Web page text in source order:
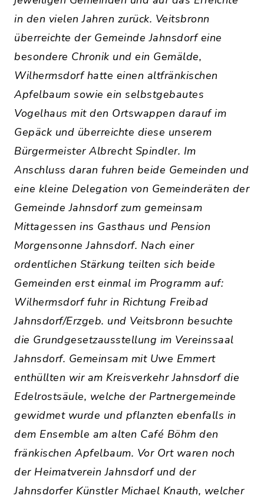
in den vielen Jahren zurück. Veitsbronn
überreichte der Gemeinde Jahnsdorf eine
besondere Chronik und ein Gemälde,
Wilhermsdorf hatte einen altfränkischen
Apfelbaum sowie ein selbstgebautes
Vogelhaus mit den Ortswappen darauf im
Gepäck und überreichte diese unserem
Bürgermeister Albrecht Spindler. Im
Anschluss daran fuhren beide Gemeinden und
eine kleine Delegation von Gemeinderäten der
Gemeinde Jahnsdorf zum gemeinsam
Mittagessen ins Gasthaus und Pension
Morgensonne Jahnsdorf. Nach einer
ordentlichen Stärkung teilten sich beide
Gemeinden erst einmal im Programm auf:
Wilhermsdorf fuhr in Richtung Freibad
Jahnsdorf/Erzgeb. und Veitsbronn besuchte
die Grundgesetzausstellung im Vereinssaal
Jahnsdorf. Gemeinsam mit Uwe Emmert
enthüllten wir am Kreisverkehr Jahnsdorf die
Edelrostsäule, welche der Partnergemeinde
gewidmet wurde und pflanzten ebenfalls in
dem Ensemble am alten Café Böhm den
fränkischen Apfelbaum. Vor Ort waren noch
der Heimatverein Jahnsdorf und der
Jahnsdorfer Künstler Michael Knauth, welcher